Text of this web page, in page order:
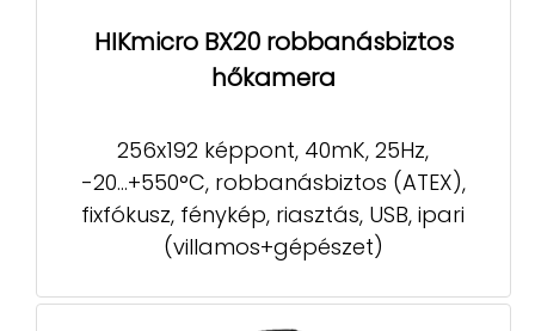
HIKmicro BX20 robbanásbiztos
hőkamera
256x192 képpont, 40mK, 25Hz,
-20...+550°C, robbanásbiztos (ATEX),
fixfókusz, fénykép, riasztás, USB, ipari
(villamos+gépészet)